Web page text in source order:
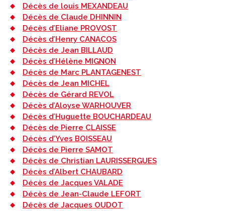
Décès de louis MEXANDEAU
Décès de Claude DHINNIN
Décès d’Eliane PROVOST
Décès d’Henry CANACOS
Décès de Jean BILLAUD
Décès d’Hélène MIGNON
Décès de Marc PLANTAGENEST
Décès de Jean MICHEL
Décès de Gérard REVOL
Décès d’Aloyse WARHOUVER
Décès d’Huguette BOUCHARDEAU
Décès de Pierre CLAISSE
Décès d’Yves BOISSEAU
Décès de Pierre SAMOT
Décès de Christian LAURISSERGUES
Décès d’Albert CHAUBARD
Décès de Jacques VALADE
Décès de Jean-Claude LEFORT
Décès de Jacques OUDOT